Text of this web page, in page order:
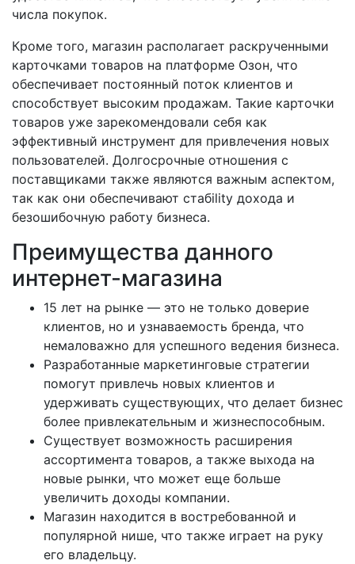
числа покупок.
Кроме того, магазин располагает раскрученными
карточками товаров на платформе Озон, что
обеспечивает постоянный поток клиентов и
способствует высоким продажам. Такие карточки
товаров уже зарекомендовали себя как
эффективный инструмент для привлечения новых
пользователей. Долгосрочные отношения с
поставщиками также являются важным аспектом,
так как они обеспечивают стабility дохода и
безошибочную работу бизнеса.
Преимущества данного
интернет-магазина
15 лет на рынке — это не только доверие
клиентов, но и узнаваемость бренда, что
немаловажно для успешного ведения бизнеса.
Разработанные маркетинговые стратегии
помогут привлечь новых клиентов и
удерживать существующих, что делает бизнес
более привлекательным и жизнеспособным.
Существует возможность расширения
ассортимента товаров, а также выхода на
новые рынки, что может еще больше
увеличить доходы компании.
Магазин находится в востребованной и
популярной нише, что также играет на руку
его владельцу.